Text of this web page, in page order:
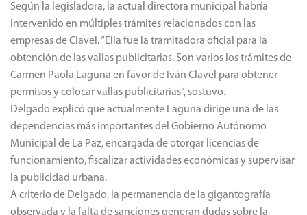
Según la legisladora, la actual directora municipal habría
intervenido en múltiples trámites relacionados con las
empresas de Clavel. “Ella fue la tramitadora oficial para la
obtención de las vallas publicitarias. Son varios los trámites de
Carmen Paola Laguna en favor de Iván Clavel para obtener
permisos y colocar vallas publicitarias”, sostuvo.
Delgado explicó que actualmente Laguna dirige una de las
dependencias más importantes del Gobierno Autónomo
Municipal de La Paz, encargada de otorgar licencias de
funcionamiento, fiscalizar actividades económicas y supervisar
la publicidad urbana.
A criterio de Delgado, la permanencia de la gigantografía
observada y la falta de sanciones generan dudas sobre la